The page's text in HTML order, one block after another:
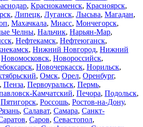
, Краснокаменск, Красноярск,
, Липецк, Луганск, Лысьва, Магадан,
, Махачкала, Миасс, Мончегорск,
Челны, Нальчик, Нарьян-Мар,
, Нефтекамск, Нефтеюганск,
, Нижний Новгород, Нижний
Новомосковск, Новороссийск,
, Новочеркасск, Норильск,
, Омск, Орел, Оренбург,
, Пенза, Первоуральск, Пермь,
Камчатский, Печора, Подольск,
Пятигорск, Россошь, Ростов-на-Дону,
, Салават, Самара, Санкт-
, Саров, Севастопол,